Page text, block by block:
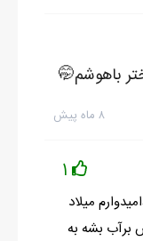
باهوشم🤭
۸ ماه پیش
1
میلاد
برآب بشه به